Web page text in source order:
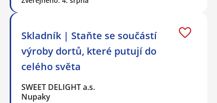
Skladník | Staňte se součástí
výroby dortů, které putují do
celého světa
SWEET DELIGHT a.s.
Nupaky